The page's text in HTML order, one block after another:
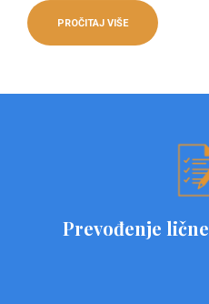
PROČITAJ VIŠE
Prevođenje